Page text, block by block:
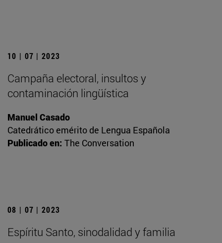
10 | 07 | 2023
Campaña electoral, insultos y
contaminación lingüística
Manuel Casado
Catedrático emérito de Lengua Española
Publicado en: The Conversation
08 | 07 | 2023
Espíritu Santo, sinodalidad y familia